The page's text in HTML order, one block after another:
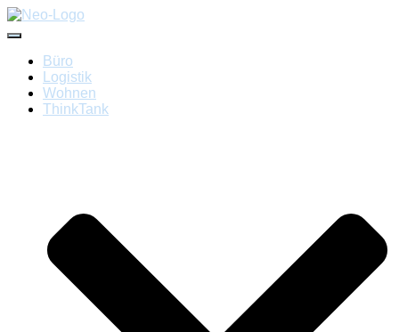
Navigation umschalten
Büro
Logistik
Wohnen
ThinkTank